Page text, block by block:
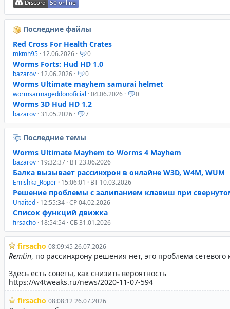
Последние файлы
Red Cross For Health Crates
mkmh95 · 12.06.2026 · 0
Worms Forts: Hud HD 1.0
bazarov · 12.06.2026 · 0
Worms Ultimate mayhem samurai helmet
wormsarmageddonoficial · 04.06.2026 · 0
Worms 3D Hud HD 1.2
bazarov · 31.05.2026 · 7
Последние темы
Worms Ultimate Mayhem to Worms 4 Mayhem
bazarov · 19:32:37 · ВТ 23.06.2026
Балка вызывает рассинхрон в онлайне W3D, W4M, WUM
Emishka_Roper · 15:06:01 · ВТ 10.03.2026
Решение проблемы с залипанием клавиш при
Unaited · 12:55:34 · СР 04.02.2026
Список функций движка
firsacho · 18:54:54 · СБ 31.01.2026